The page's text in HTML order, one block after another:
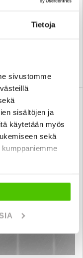
Tietoja
sivustomme
sisältöjen ja
käytetään myös
sekä